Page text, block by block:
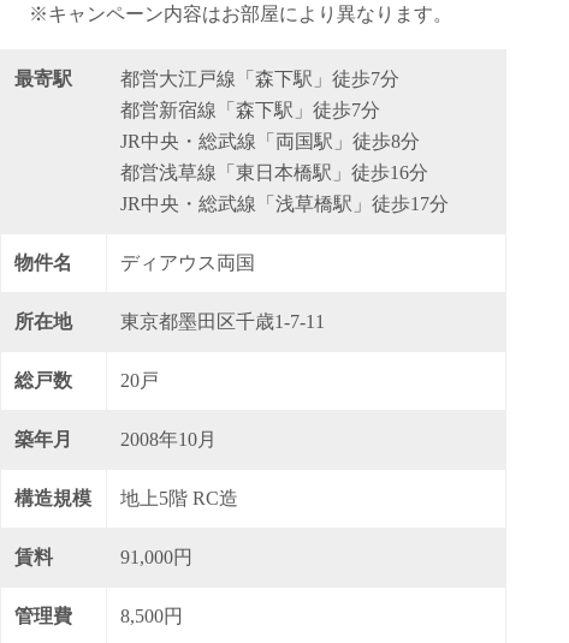
※キャンペーン内容はお部屋により異なります。
最寄駅
都営大江戸線「森下駅」徒歩7分
都営新宿線「森下駅」徒歩7分
JR中央・総武線「両国駅」徒歩8分
都営浅草線「東日本橋駅」徒歩16分
JR中央・総武線「浅草橋駅」徒歩17分
物件名 ディアウス両国
所在地 東京都墨田区千歳1-7-11
総戸数 20戸
築年月 2008年10月
構造規模 地上5階 RC造
賃料 91,000円
管理費 8,500円